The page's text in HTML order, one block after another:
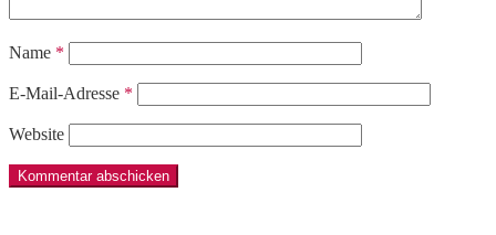
Name *
E-Mail-Adresse *
Website